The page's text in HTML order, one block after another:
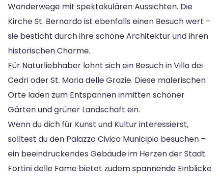
Wanderwege mit spektakulären Aussichten. Die
Kirche St. Bernardo ist ebenfalls einen Besuch wert –
sie besticht durch ihre schöne Architektur und ihren
historischen Charme.
Für Naturliebhaber lohnt sich ein Besuch in Villa dei
Cedri oder St. Maria delle Grazie. Diese malerischen
Orte laden zum Entspannen inmitten schöner
Gärten und grüner Landschaft ein.
Wenn du dich für Kunst und Kultur interessierst,
solltest du den Palazzo Civico Municipio besuchen –
ein beeindruckendes Gebäude im Herzen der Stadt.
Fortini delle Fame bietet zudem spannende Einblicke